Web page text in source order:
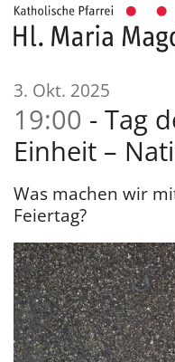
Zum Inhalt springen
3. Okt. 2025
19:00
Tag
Einheit –
Was machen wir
Feiertag?